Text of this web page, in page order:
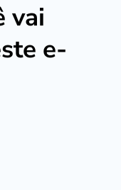
vai
e-